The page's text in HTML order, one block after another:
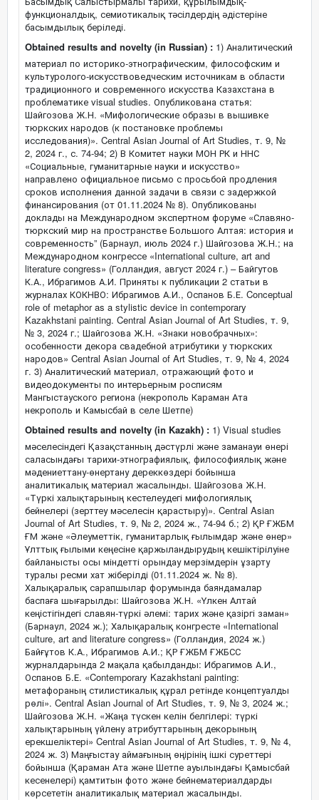
функционалдық, семиотикалық тәсілдердің әдістеріне
басымдылық беріледі.
Obtained results and novelty (in Russian) : 1) Аналитический
материал по историко-этнографическим, философским и
культуролого-искусствоведческим источникам в области
традиционного и современного искусства Казахстана в
проблематике visual studies. Опубликована статья:
Шайгозова Ж.Н. «Мифологические образы в вышивке
тюркских народов (к постановке проблемы
исследования)». Central Asian Journal of Art Studies, т. 9, №
2, 2024 г., с. 74-94; 2) В Комитет науки МОН РК и ННС
«Социальные, гуманитарные науки и искусство»
направлено официальное письмо с просьбой продления
сроков исполнения данной задачи в связи с задержкой
финансирования (от 01.11.2024 № 8). Опубликованы
доклады на Международном экспертном форуме «Славяно-
тюркский мир на пространстве Большого Алтая: история и
современность” (Барнаул, июль 2024 г.) Шайгозова Ж.Н.; на
Международном конгрессе «International culture, art and
literature congress» (Голландия, август 2024 г.) – Байгутов
К.А., Ибрагимов А.И. Приняты к публикации 2 статьи в
журналах КОКНВО: Ибрагимов А.И., Оспанов Б.Е. Conceptual
role of metaphor as a stylistic device in contemporary
Kazakhstani painting. Central Asian Journal of Art Studies, т. 9,
№ 3, 2024 г.; Шайгозова Ж.Н. «Знаки новобрачных»:
особенности декора свадебной атрибутики у тюркских
народов» Central Asian Journal of Art Studies, т. 9, № 4, 2024
г. 3) Аналитический материал, отражающий фото и
видеодокументы по интерьерным росписям
Мангыстауского региона (некрополь Караман Ата
некрополь и Камысбай в селе Шетпе)
Obtained results and novelty (in Kazakh) : 1) Visual studies
мәселесіндегі Қазақстанның дәстүрлі және заманауи өнері
саласындағы тарихи-этнографиялық, философиялық және
мәдениеттану-өнертану дереккөздері бойынша
аналитикалық материал жасалынды. Шайгозова Ж.Н.
«Түркі халықтарының кестелеудегі мифологиялық
бейнелері (зерттеу мәселесін қарастыру)». Central Asian
Journal of Art Studies, т. 9, № 2, 2024 ж., 74-94 б.; 2) ҚР ҒЖБМ
ҒМ және «Әлеуметтік, гуманитарлық ғылымдар және өнер»
Ұлттық ғылыми кеңесіне қаржыландырудың кешіктірілуіне
байланысты осы міндетті орындау мерзімдерін ұзарту
туралы ресми хат жіберілді (01.11.2024 ж. № 8).
Халықаралық сарапшылар форумында баяндамалар
баспаға шығарылды: Шайгозова Ж.Н. «Үлкен Алтай
кеңістігіндегі славян-түркі әлемі: тарих және қазіргі заман»
(Барнаул, 2024 ж.); Халықаралық конгресте «International
culture, art and literature congress» (Голландия, 2024 ж.)
Байғұтов К.А., Ибрагимов А.И.; ҚР ҒЖБМ ҒЖБСС
журналдарында 2 мақала қабылданды: Ибрагимов А.И.,
Оспанов Б.Е. «Contemporary Kazakhstani painting:
метафораның стилистикалық құрал ретінде концептуалды
рөлі». Central Asian Journal of Art Studies, т. 9, № 3, 2024 ж.;
Шайгозова Ж.Н. «Жаңа түскен келін белгілері: түркі
халықтарының үйлену атрибуттарының декорының
ерекшеліктері» Central Asian Journal of Art Studies, т. 9, № 4,
2024 ж. 3) Маңғыстау аймағының өңірінің ішкі суреттері
бойынша (Қараман Ата және Шетпе ауылындағы Қамысбай
кесенелері) қамтитын фото және бейнематериалдарды
көрсететін аналитикалық материал жасалынды.